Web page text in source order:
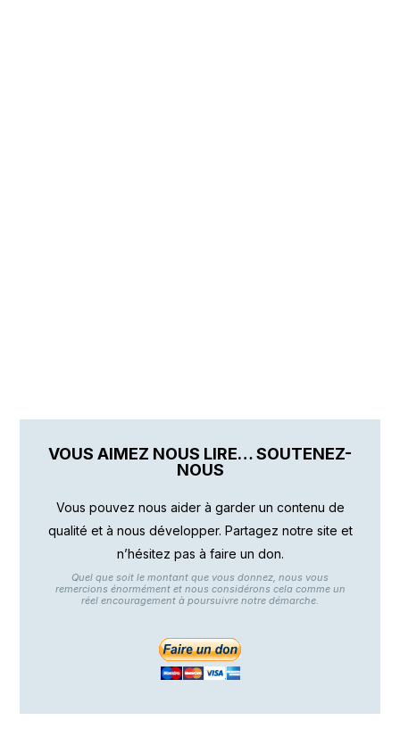
VOUS AIMEZ NOUS LIRE… SOUTENEZ-
NOUS
Vous pouvez nous aider à garder un contenu de
qualité et à nous développer. Partagez notre site et
n’hésitez pas à faire un don.
Quel que soit le montant que vous donnez, nous vous
remercions énormément et nous considérons cela comme un
réel encouragement à poursuivre notre démarche.